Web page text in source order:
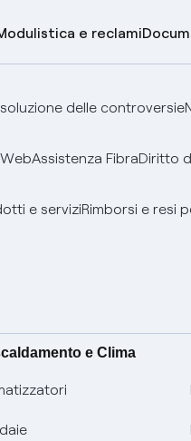
e reclami
delle controversie
Assistenza FibraDiritto
e serviziRimborsi e resi
e Clima